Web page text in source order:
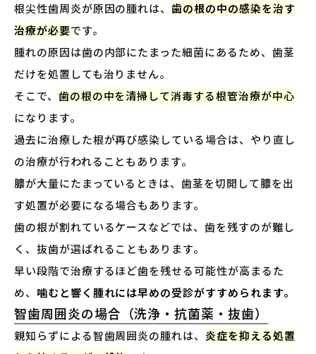
根尖性歯周炎が原因の腫れは、歯の根の中の感染を治す
治療が必要です。
腫れの原因は歯の内部にたまった細菌にあるため、歯茎
だけを処置しても治りません。
そこで、 歯の根の中を清掃して消毒する根管治療が中心
になります。
過去に治療した根が再び感染している場合は、やり直し
の治療が行われることもあります。
膿が大量にたまっているときは、歯茎を切開して膿を出
す処置が必要になる場合もあります。
歯の根が割れているケースなどでは、歯を残すのが難し
く、抜歯が選ばれることもあります。
早い段階で治療するほど歯を残せる可能性が高まるた
め、 噛むと響く腫れには早めの受診がすすめられます。
智歯周囲炎の場合（洗浄・抗菌薬・抜歯）
親知らずによる智歯周囲炎の腫れは、 炎症を抑える処置